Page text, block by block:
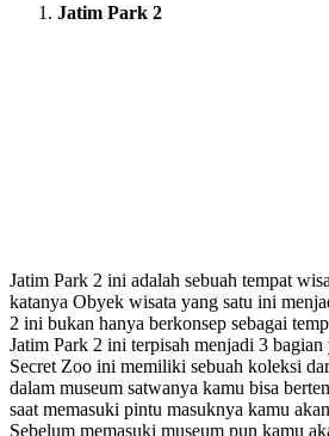
Jatim Park 2
Jatim Park 2 ini adalah sebuah tempat
katanya Obyek wisata yang satu ini
2 ini bukan hanya berkonsep sebagai
Jatim Park 2 ini terpisah menjadi 3
Secret Zoo ini memiliki sebuah koleksi
dalam museum satwanya kamu bisa
saat memasuki pintu masuknya kamu
Sebelum memasuki museum pun kamu